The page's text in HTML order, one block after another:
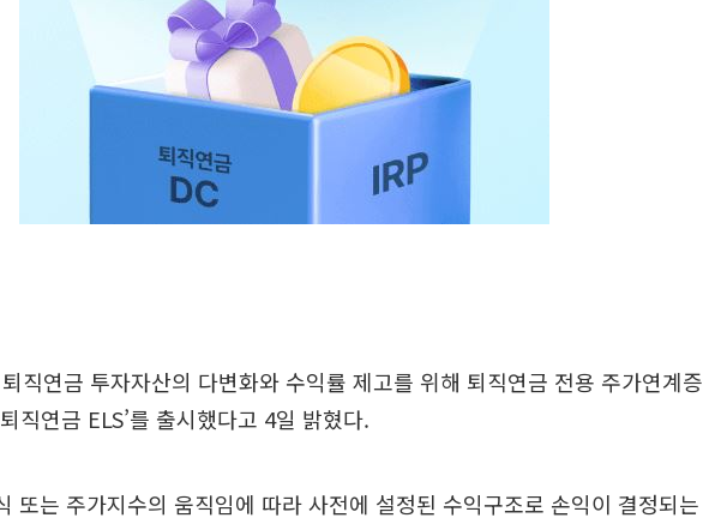
직연금 투자자산의 다변화와 수익률 제고를 위해 퇴직연금 전용 주가연계증
직연금 ELS’를 출시했다고 4일 밝혔다.
또는 주가지수의 움직임에 따라 사전에 설정된 수익구조로 손익이 결정되는